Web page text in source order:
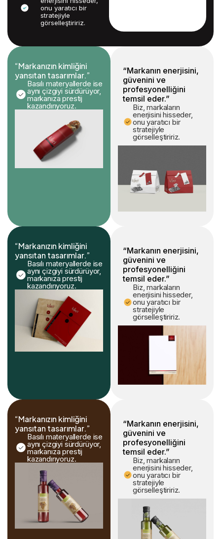
onu yaratıcı bir
stratejiyle
görselleştiririz.
Basılı materyallerde ise
aynı çizgiyi sürdürüyor,
markanıza prestij
kazandırıyoruz.
“Markanızın kimliğini
yansıtan tasarımlar.”
Biz, markaların
enerjisini hisseder,
onu yaratıcı bir
stratejiyle
görselleştiririz.
“Markanın enerjisini,
güvenini ve
profesyonelliğini
temsil eder.”
Basılı materyallerde ise
aynı çizgiyi sürdürüyor,
markanıza prestij
kazandırıyoruz.
“Markanızın kimliğini
yansıtan tasarımlar.”
Biz, markaların
enerjisini hisseder,
onu yaratıcı bir
stratejiyle
görselleştiririz.
“Markanın enerjisini,
güvenini ve
profesyonelliğini
temsil eder.”
Basılı materyallerde ise
aynı çizgiyi sürdürüyor,
markanıza prestij
kazandırıyoruz.
“Markanızın kimliğini
yansıtan tasarımlar.”
Biz, markaların
enerjisini hisseder,
onu yaratıcı bir
stratejiyle
görselleştiririz.
“Markanın enerjisini,
güvenini ve
profesyonelliğini
temsil eder.”